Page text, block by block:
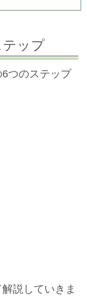
ップ
つのステップ
説していきま